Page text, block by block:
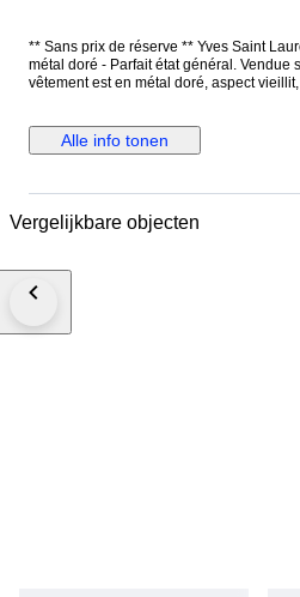
** Sans prix de réserve ** Yves Saint Laurent - Broche initiales "YSL" en
métal doré - Parfait état général. Vendue sans accessoires. La broche à
vêtement est en métal doré, aspect
Dimensions : Hauteur totale 6 cm -
argenté: 5.7 cm x 0.6 cm. Poids : 9,87 grammes. La broche à
Alle info tonen
Vergelijkbare objecten